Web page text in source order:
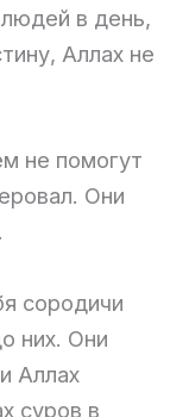
в день,
Аллах не
не помогут
Они
сородичи
них. Они
Аллах
суров в